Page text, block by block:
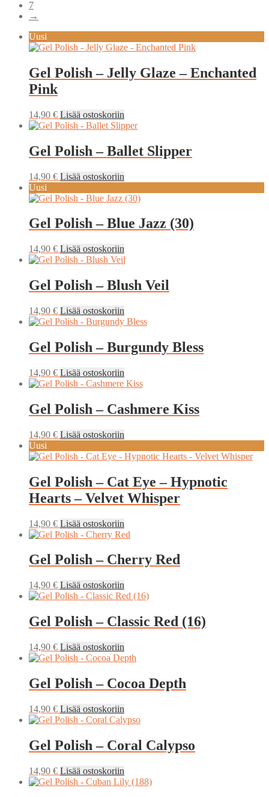
7
→
Uusi
Gel Polish – Jelly Glaze – Enchanted
Pink
14,90 € Lisää ostoskoriin
Gel Polish – Ballet Slipper
14,90 € Lisää ostoskoriin
Uusi
Gel Polish – Blue Jazz (30)
14,90 € Lisää ostoskoriin
Gel Polish – Blush Veil
14,90 € Lisää ostoskoriin
Gel Polish – Burgundy Bless
14,90 € Lisää ostoskoriin
Gel Polish – Cashmere Kiss
14,90 € Lisää ostoskoriin
Uusi
Gel Polish – Cat Eye – Hypnotic
Hearts – Velvet Whisper
14,90 € Lisää ostoskoriin
Gel Polish – Cherry Red
14,90 € Lisää ostoskoriin
Gel Polish – Classic Red (16)
14,90 € Lisää ostoskoriin
Gel Polish – Cocoa Depth
14,90 € Lisää ostoskoriin
Gel Polish – Coral Calypso
14,90 € Lisää ostoskoriin